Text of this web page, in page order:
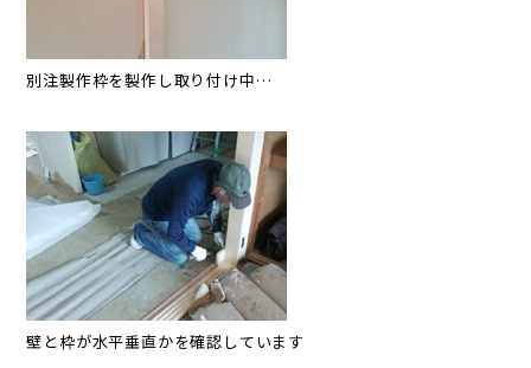
別注製作枠を製作し取り付け中…
壁と枠が水平垂直かを確認しています